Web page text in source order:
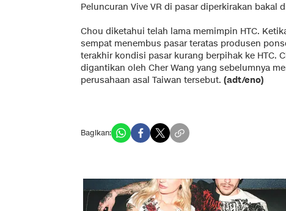
Peluncuran Vive VR di pasar diperkirakan bakal
Chou diketahui telah lama memimpin HTC.
sempat menembus pasar teratas produsen
terakhir kondisi pasar kurang berpihak ke HTC.
digantikan oleh Cher Wang yang sebelumnya
perusahaan asal Taiwan tersebut. (adt/eno)
Bagikan: